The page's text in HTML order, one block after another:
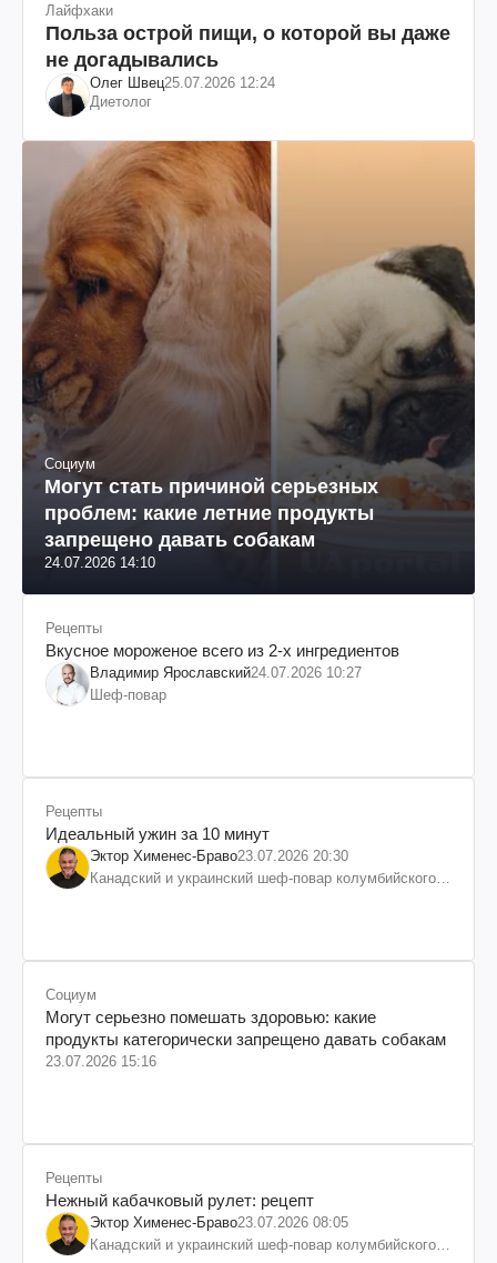
Лайфхаки
Польза острой пищи, о которой вы даже
не догадывались
Олег Швец25.07.2026 12:24
Диетолог
Социум
Могут стать причиной серьезных
проблем: какие летние продукты
запрещено давать собакам
24.07.2026 14:10
Рецепты
Вкусное мороженое всего из 2-х ингредиентов
Владимир Ярославский24.07.2026 10:27
Шеф-повар
Рецепты
Идеальный ужин за 10 минут
Эктор Хименес-Браво23.07.2026 20:30
Канадский и украинский шеф-повар колумбийского
Социум
Могут серьезно помешать здоровью: какие
продукты категорически запрещено давать собакам
23.07.2026 15:16
Рецепты
Нежный кабачковый рулет: рецепт
Эктор Хименес-Браво23.07.2026 08:05
Канадский и украинский шеф-повар колумбийского